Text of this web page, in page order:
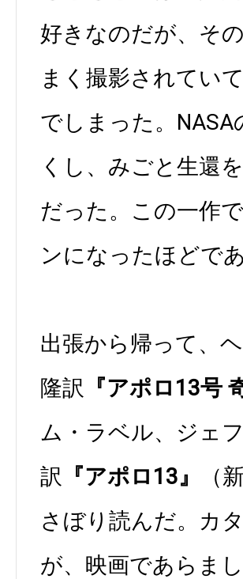
好きなのだが、そ
まく撮影されてい
でしまった。
くし、みごと生還
だった。この一作
ンになったほどであ
出張から帰って、
隆訳 『アポロ13号
ム・ラベル、ジェ
訳 『アポロ13』
（
さぼり読んだ。カ
が、映画であらま